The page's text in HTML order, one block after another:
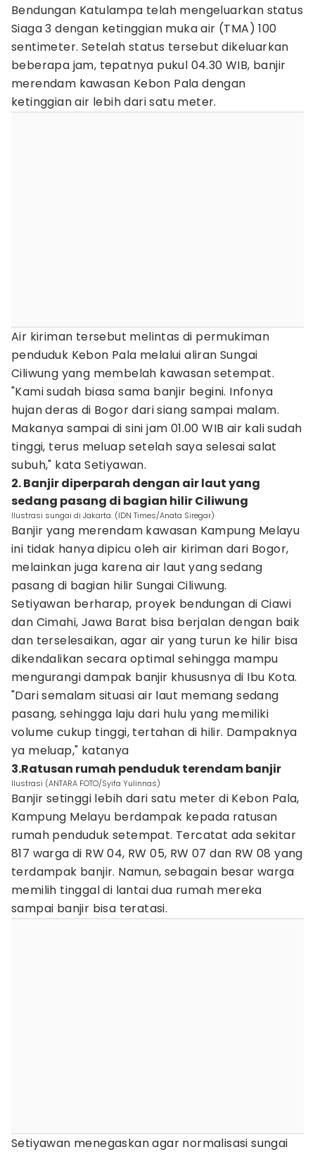
Bendungan Katulampa telah mengeluarkan status
Siaga 3 dengan ketinggian muka air (TMA) 100
sentimeter. Setelah status tersebut dikeluarkan
beberapa jam, tepatnya pukul 04.30 WIB, banjir
merendam kawasan Kebon Pala dengan
ketinggian air lebih dari satu meter.
Air kiriman tersebut melintas di permukiman
penduduk Kebon Pala melalui aliran Sungai
Ciliwung yang membelah kawasan setempat.
"Kami sudah biasa sama banjir begini. Infonya
hujan deras di Bogor dari siang sampai malam.
Makanya sampai di sini jam 01.00 WIB air kali sudah
tinggi, terus meluap setelah saya selesai salat
subuh," kata Setiyawan.
2. Banjir diperparah dengan air laut yang
sedang pasang di bagian hilir Ciliwung
Ilustrasi sungai di Jakarta. (IDN Times/Anata Siregar)
Banjir yang merendam kawasan Kampung Melayu
ini tidak hanya dipicu oleh air kiriman dari Bogor,
melainkan juga karena air laut yang sedang
pasang di bagian hilir Sungai Ciliwung.
Setiyawan berharap, proyek bendungan di Ciawi
dan Cimahi, Jawa Barat bisa berjalan dengan baik
dan terselesaikan, agar air yang turun ke hilir bisa
dikendalikan secara optimal sehingga mampu
mengurangi dampak banjir khususnya di Ibu Kota.
"Dari semalam situasi air laut memang sedang
pasang, sehingga laju dari hulu yang memiliki
volume cukup tinggi, tertahan di hilir. Dampaknya
ya meluap," katanya
3.Ratusan rumah penduduk terendam banjir
Ilustrasi (ANTARA FOTO/Syifa Yulinnas)
Banjir setinggi lebih dari satu meter di Kebon Pala,
Kampung Melayu berdampak kepada ratusan
rumah penduduk setempat. Tercatat ada sekitar
817 warga di RW 04, RW 05, RW 07 dan RW 08 yang
terdampak banjir. Namun, sebagain besar warga
memilih tinggal di lantai dua rumah mereka
sampai banjir bisa teratasi.
Setiyawan menegaskan agar normalisasi sungai